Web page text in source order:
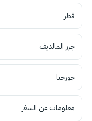
قطر
جزر المالديف
جورجيا
معلومات عن السفر